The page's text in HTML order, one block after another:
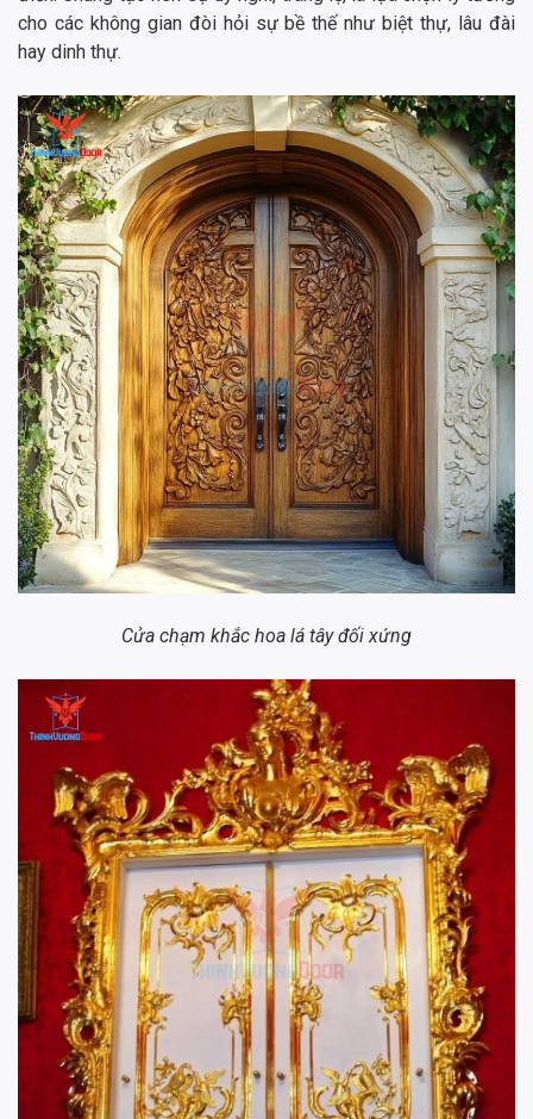
cho các không gian đòi hỏi sự bề thế như biệt thự, lâu đài
hay dinh thự.
Cửa chạm khắc hoa lá tây đối xứng